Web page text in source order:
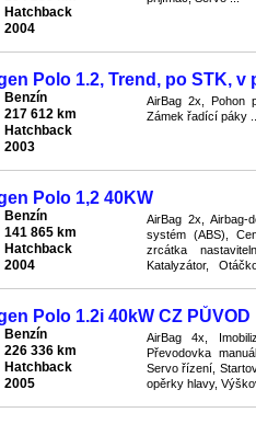
Hatchback
2004
Polo 1.2, Trend, po STK, v
Benzín
217 612 km
Hatchback
2003
AirBag 2x, Pohon
Zámek řadící páky ...
Polo 1,2 40KW
Benzín
141 865 km
Hatchback
2004
AirBag 2x, Airbag-
systém (ABS),
zrcátka
Katalyzátor,
Polo 1.2i 40kW CZ PŮVOD
Benzín
226 336 km
Hatchback
2005
AirBag 4x,
Převodovka
Servo řízení,
opěrky hlavy,